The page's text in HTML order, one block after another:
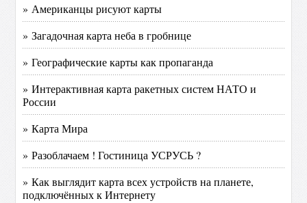
» Американцы рисуют карты
» Загадочная карта неба в гробнице
» Географические карты как пропаганда
» Интерактивная карта ракетных систем НАТО и
России
» Карта Мира
» Разоблачаем ! Гостиница УСРУСЬ ?
» Как выглядит карта всех устройств на планете,
подключённых к Интернету